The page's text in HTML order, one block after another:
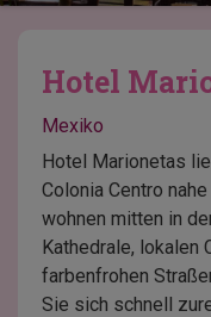
Hotel
Mexiko
Hotel Marionetas
Colonia Centro
wohnen mitten in
Kathedrale, lokalen
farbenfrohen
Sie sich schnell